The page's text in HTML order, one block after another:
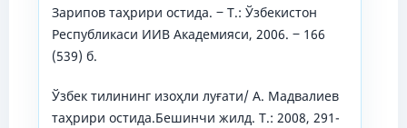
Зарипов таҳрири остида. ‒ Т.: Ўзбекистон
Республикаси ИИВ Академияси, 2006. ‒ 166
(539) б.
Ўзбек тилининг изоҳли луғати/ А. Мадвалиев
таҳрири остида.Бешинчи жилд. Т.: 2008, 291-